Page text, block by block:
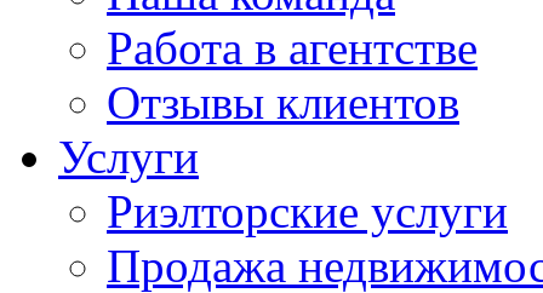
Работа в агентстве
Отзывы клиентов
Услуги
Риэлторские услуги
Продажа